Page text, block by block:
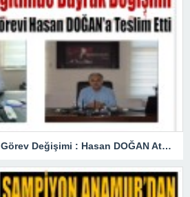
Anamur Milli Eğitimde Görev Değişimi : Hasan DOĞAN Atandı